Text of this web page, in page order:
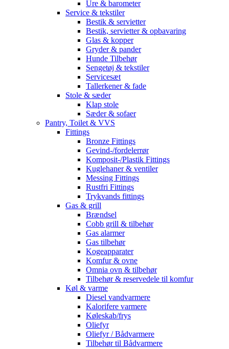
Ure & barometer
Service & tekstiler
Bestik & servietter
Bestik, servietter & opbavaring
Glas & kopper
Gryder & pander
Hunde Tilbehør
Sengetøj & tekstiler
Servicesæt
Tallerkener & fade
Stole & sæder
Klap stole
Sæder & sofaer
Pantry, Toilet & VVS
Fittings
Bronze Fittings
Gevind-/fordelerrør
Komposit-/Plastik Fittings
Kuglehaner & ventiler
Messing Fittings
Rustfri Fittings
Trykvands fittings
Gas & grill
Brændsel
Cobb grill & tilbehør
Gas alarmer
Gas tilbehør
Kogeapparater
Komfur & ovne
Omnia ovn & tilbehør
Tilbehør & reservedele til komfur
Køl & varme
Diesel vandvarmere
Kalorifere varmere
Køleskab/frys
Oliefyr
Oliefyr / Bådvarmere
Tilbehør til Bådvarmere